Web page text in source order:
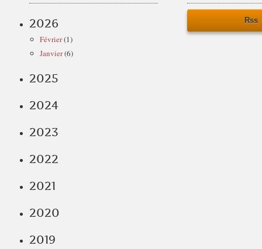
2026
Février(1)
Janvier(6)
2025
2024
2023
2022
2021
2020
2019
Rss